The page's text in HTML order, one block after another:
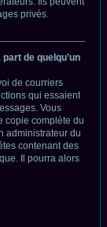
privés.
de quelqu’un
de courriers
qui essaient
Vous
copie complète du
administrateur du
contenant des
Il pourra alors